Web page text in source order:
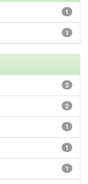
1
1
2
2
1
1
1